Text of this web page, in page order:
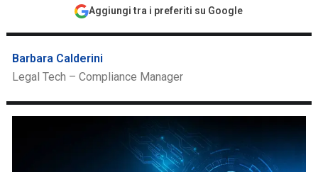
Aggiungi tra i preferiti su Google
Barbara Calderini
Legal Tech – Compliance Manager